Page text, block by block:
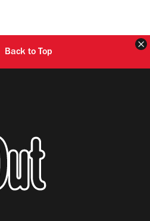
Back to Top